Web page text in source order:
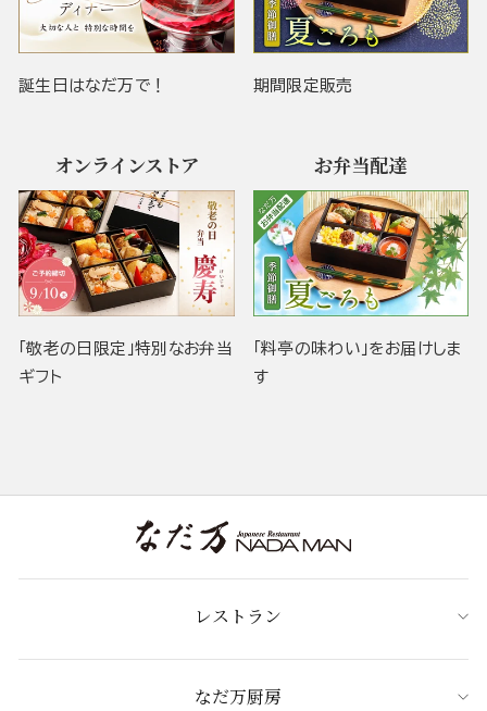
誕生日はなだ万で！ 期間限定販売
オンラインストア
「敬老の日限定」特別なお弁当
ギフト
お弁当配達
「料亭の味わい」をお届けしま
す
レストラン
なだ万厨房